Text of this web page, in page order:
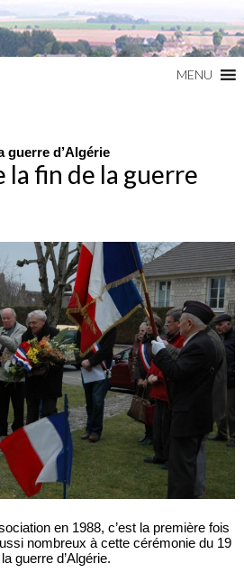
MENU
guerre d’Algérie
la fin de la guerre
en 1988, c’est la première fois
nombreux à cette cérémonie du 19
guerre d’Algérie.